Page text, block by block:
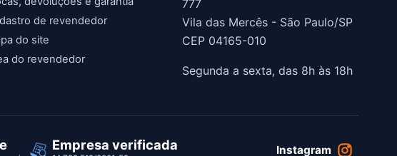
de revendedor
do site
do revendedor
777
Vila das Mercês - São Paulo/SP
CEP 04165-010
Segunda a sexta, das 8h às 18h
Empresa verificada Instagram